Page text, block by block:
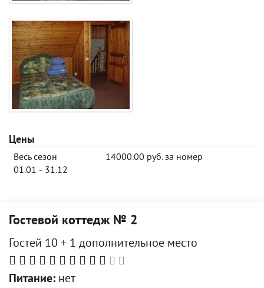
Цены
Весь сезон
01.01 - 31.12
14000.00 руб. за номер
Гостевой коттедж № 2
Гостей 10 + 1 дополнительное место
Питание: нет